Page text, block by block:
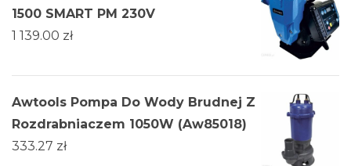
1500 SMART PM 230V
1 139.00 zł
Awtools Pompa Do Wody Brudnej Z
Rozdrabniaczem 1050W (Aw85018)
333.27 zł